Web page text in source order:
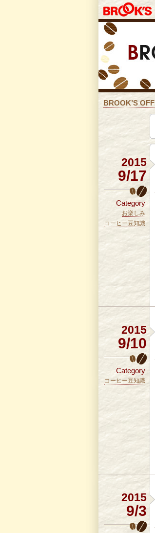
BROOK’S
2015
9/17
Category
お楽しみ
コーヒー豆知識
2015
9/10
Category
コーヒー豆知識
2015
9/3